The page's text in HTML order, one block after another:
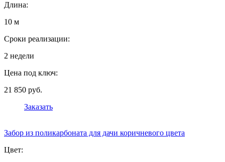
Длина:
10 м
Сроки реализации:
2 недели
Цена под ключ:
21 850 руб.
Заказать
Забор из поликарбоната для дачи коричневого цвета
Цвет: